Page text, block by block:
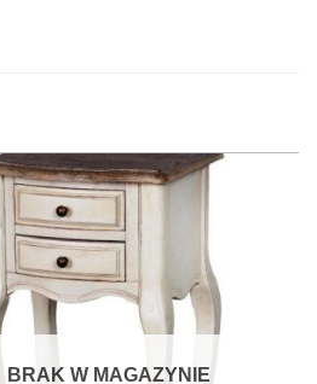
BRAK W MAGAZYNIE